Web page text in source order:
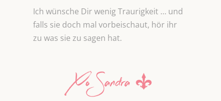
Ich wünsche Dir wenig Traurigkeit … und
falls sie doch mal vorbeischaut, hör ihr
zu was sie zu sagen hat.